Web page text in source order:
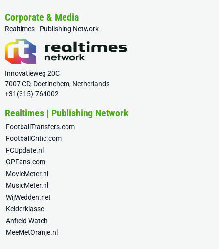
Corporate & Media
Realtimes - Publishing Network
Innovatieweg 20C
7007 CD, Doetinchem, Netherlands
+31(315)-764002
Realtimes | Publishing Network
FootballTransfers.com
FootballCritic.com
FCUpdate.nl
GPFans.com
MovieMeter.nl
MusicMeter.nl
WijWedden.net
Kelderklasse
Anfield Watch
MeeMetOranje.nl